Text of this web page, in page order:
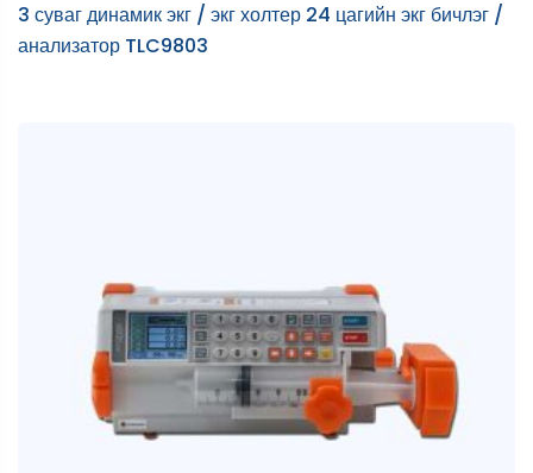
3 суваг динамик экг / экг холтер 24 цагийн экг бичлэг /
анализатор TLC9803